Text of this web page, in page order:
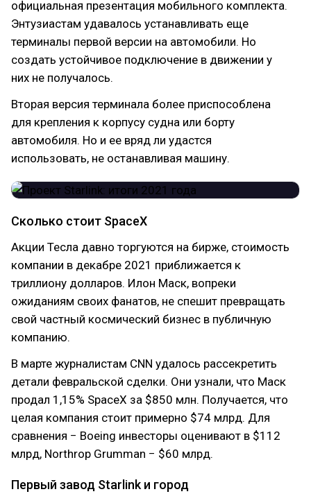
официальная презентация мобильного комплекта.
Энтузиастам удавалось устанавливать еще
терминалы первой версии на автомобили. Но
создать устойчивое подключение в движении у
них не получалось.
Вторая версия терминала более приспособлена
для крепления к корпусу судна или борту
автомобиля. Но и ее вряд ли удастся
использовать, не останавливая машину.
Сколько стоит SpaceX
Акции Тесла давно торгуются на бирже, стоимость
компании в декабре 2021 приближается к
триллиону долларов. Илон Маск, вопреки
ожиданиям своих фанатов, не спешит превращать
свой частный космический бизнес в публичную
компанию.
В марте журналистам CNN удалось рассекретить
детали февральской сделки. Они узнали, что Маск
продал 1,15% SpaceX за $850 млн. Получается, что
целая компания стоит примерно $74 млрд. Для
сравнения − Boeing инвесторы оценивают в $112
млрд, Northrop Grumman − $60 млрд.
Первый завод Starlink и город